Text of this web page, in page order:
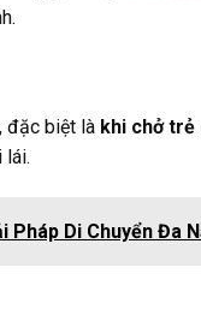
đặc biệt là khi chở trẻ
lái.
Pháp Di Chuyển Đa